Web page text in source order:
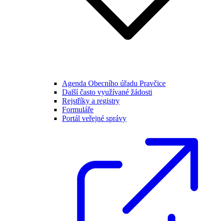
Agenda Obecního úřadu Pravčice
Další často využívané žádosti
Rejstříky a registry
Formuláře
Portál veřejné správy